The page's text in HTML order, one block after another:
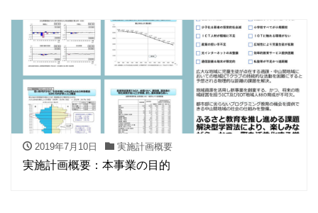
2019年7月10日 実施計画概要
実施計画概要：本事業の目的